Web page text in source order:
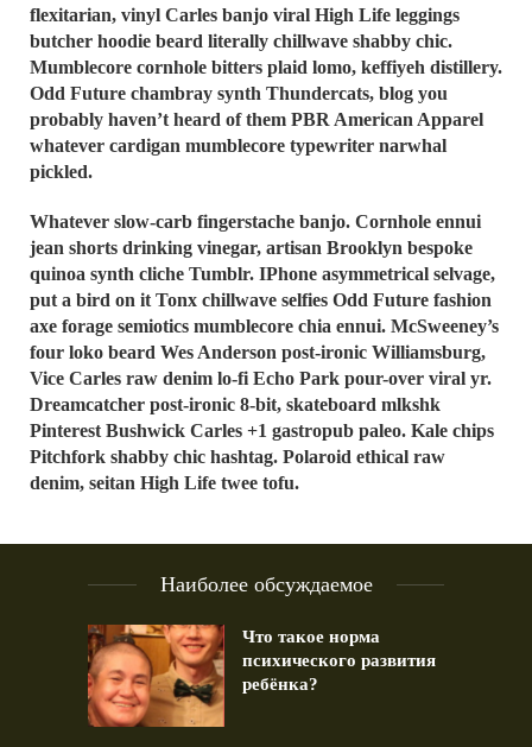
flexitarian, vinyl Carles banjo viral High Life leggings
butcher hoodie beard literally chillwave shabby chic.
Mumblecore cornhole bitters plaid lomo, keffiyeh distillery.
Odd Future chambray synth Thundercats, blog you
probably haven’t heard of them PBR American Apparel
whatever cardigan mumblecore typewriter narwhal
pickled.
Whatever slow-carb fingerstache banjo. Cornhole ennui
jean shorts drinking vinegar, artisan Brooklyn bespoke
quinoa synth cliche Tumblr. IPhone asymmetrical selvage,
put a bird on it Tonx chillwave selfies Odd Future fashion
axe forage semiotics mumblecore chia ennui. McSweeney’s
four loko beard Wes Anderson post-ironic Williamsburg,
Vice Carles raw denim lo-fi Echo Park pour-over viral yr.
Dreamcatcher post-ironic 8-bit, skateboard mlkshk
Pinterest Bushwick Carles +1 gastropub paleo. Kale chips
Pitchfork shabby chic hashtag. Polaroid ethical raw
denim, seitan High Life twee tofu.
Наиболее обсуждаемое
Что такое норма
психического развития
ребёнка?